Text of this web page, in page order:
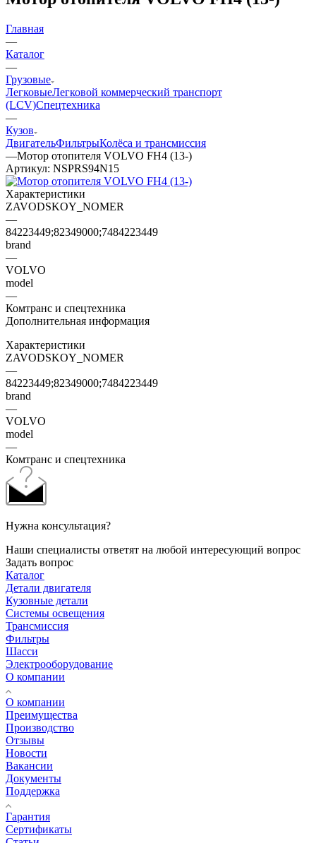
Главная
—
Каталог
—
Грузовые
ЛегковыеЛегковой коммерческий транспорт
(LCV)Спецтехника
—
Кузов
ДвигательФильтрыКолёса и трансмиссия
—Мотор отопителя VOLVO FH4 (13-)
Артикул: NSPRS94N15
Характеристики
ZAVODSKOY_NOMER
—
84223449;82349000;7484223449
brand
—
VOLVO
model
—
Комтранс и спецтехника
Дополнительная информация
Характеристики
ZAVODSKOY_NOMER
—
84223449;82349000;7484223449
brand
—
VOLVO
model
—
Комтранс и спецтехника
Нужна консультация?
Наши специалисты ответят на любой интересующий вопрос
Задать вопрос
Каталог
Детали двигателя
Кузовные детали
Системы освещения
Трансмиссия
Фильтры
Шасси
Электрооборудование
О компании
О компании
Преимущества
Производство
Отзывы
Новости
Вакансии
Документы
Поддержка
Гарантия
Сертификаты